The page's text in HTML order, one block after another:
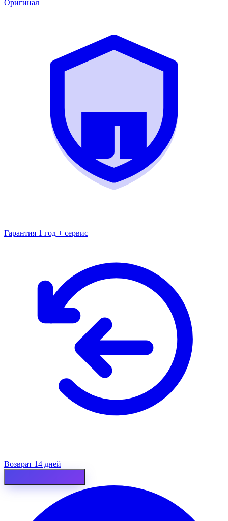
Оригинал
Гарантия 1 год + сервис
Возврат 14 дней